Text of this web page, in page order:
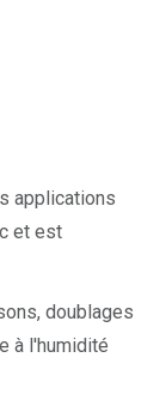
applications
et est
doublages
à l'humidité